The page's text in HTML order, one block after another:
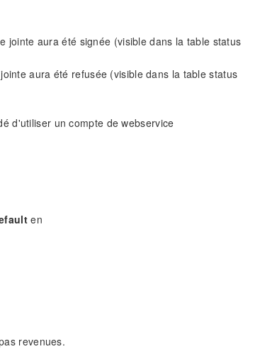
jointe aura été signée (visible dans la table status
aura été refusée (visible dans la table status
d'utiliser un compte de webservice
en
revenues.